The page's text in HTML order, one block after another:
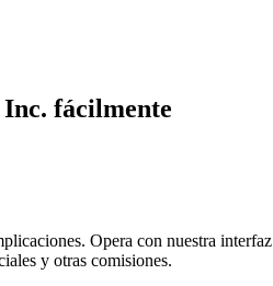
fácilmente
Opera con nuestra interfaz
y otras comisiones.